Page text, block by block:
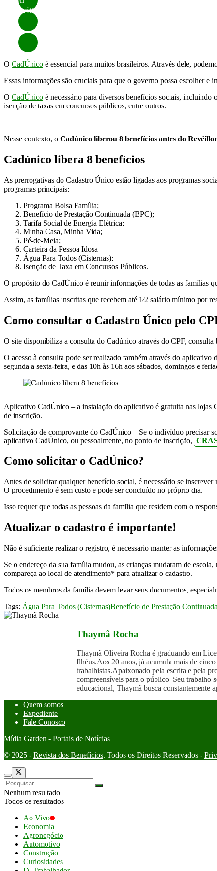
Twitter
O CadÚnico é essencial para muitos brasileiros. Através dele,
Essas informações são cruciais para que o governo possa escolher e
O CadÚnico é necessário para diversos benefícios sociais, incluindo o
isenção de taxas em concursos públicos, entre outros.
Nesse contexto, o Cadúnico liberou 8 benefícios antes do
Cadúnico libera 8 benefícios
As prerrogativas do Cadastro Único estão ligadas aos programas
programas principais:
Programa Bolsa Família;
Benefício de Prestação Continuada (BPC);
Tarifa Social de Energia Elétrica;
Minha Casa, Minha Vida;
Pé-de-Meia;
Carteira da Pessoa Idosa
Água Para Todos (Cisternas);
Isenção de Taxa em Concursos Públicos.
O propósito do CadÚnico é reunir informações de todas as famílias
Assim, as famílias inscritas que recebem até 1⁄2 salário mínimo por
Como consultar o Cadastro Único pelo
O site disponibiliza a consulta do Cadúnico através do CPF,
O acesso à consulta pode ser realizado também através do
segunda a sexta-feira, e das 10h às 16h aos sábados, domingos e
Aplicativo CadÚnico – a instalação do aplicativo é gratuita nas
de inscrição.
Solicitação de comprovante do CadÚnico – Se o indivíduo precisar
aplicativo CadÚnico, ou pessoalmente, no ponto de inscrição,
Como solicitar o CadÚnico?
Antes de solicitar qualquer benefício social, é necessário se
O procedimento é sem custo e pode ser concluído no próprio dia.
Isso requer que todas as pessoas da família que residem com o
Atualizar o cadastro é importante!
Não é suficiente realizar o registro, é necessário manter as
Se o endereço da sua família mudou, as crianças mudaram de
compareça ao local de atendimento* para atualizar o cadastro.
Todos os membros da família devem levar seus documentos,
Tags: Água Para Todos (Cisternas)Benefício de Prestação
Thaymã Rocha
Thaymã Oliveira Rocha é graduando em
Ilhéus.Aos 20 anos, já acumula mais de
trabalhistas.Apaixonado pela escrita e pela
compreensíveis para o público. Seu trabalho
educacional, Thaymã busca constantemente
Quem somos
Expediente
Fale Conosco
Mídia Garden - Portais de Notícias
© 2025 - Revista dos Benefícios. Todos os Direitos Reservados -
Nenhum resultado
Todos os resultados
Ao Vivo
Economia
Agronegócio
Automotivo
Construção
Curiosidades